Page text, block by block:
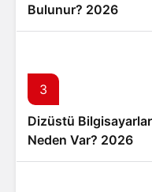
Bulunur? 2026
3
Dizüstü
Neden Var? 2026